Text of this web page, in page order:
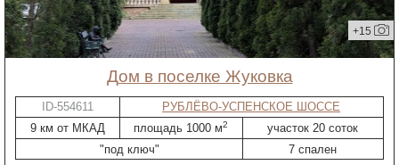
+15
дом в поселке Жуковка
ID-554611
РУБЛЁВО-УСПЕНСКОЕ ШОССЕ
9 км от МКАД
площадь 1000 м2
участок 20 соток
"под ключ"
7 спален